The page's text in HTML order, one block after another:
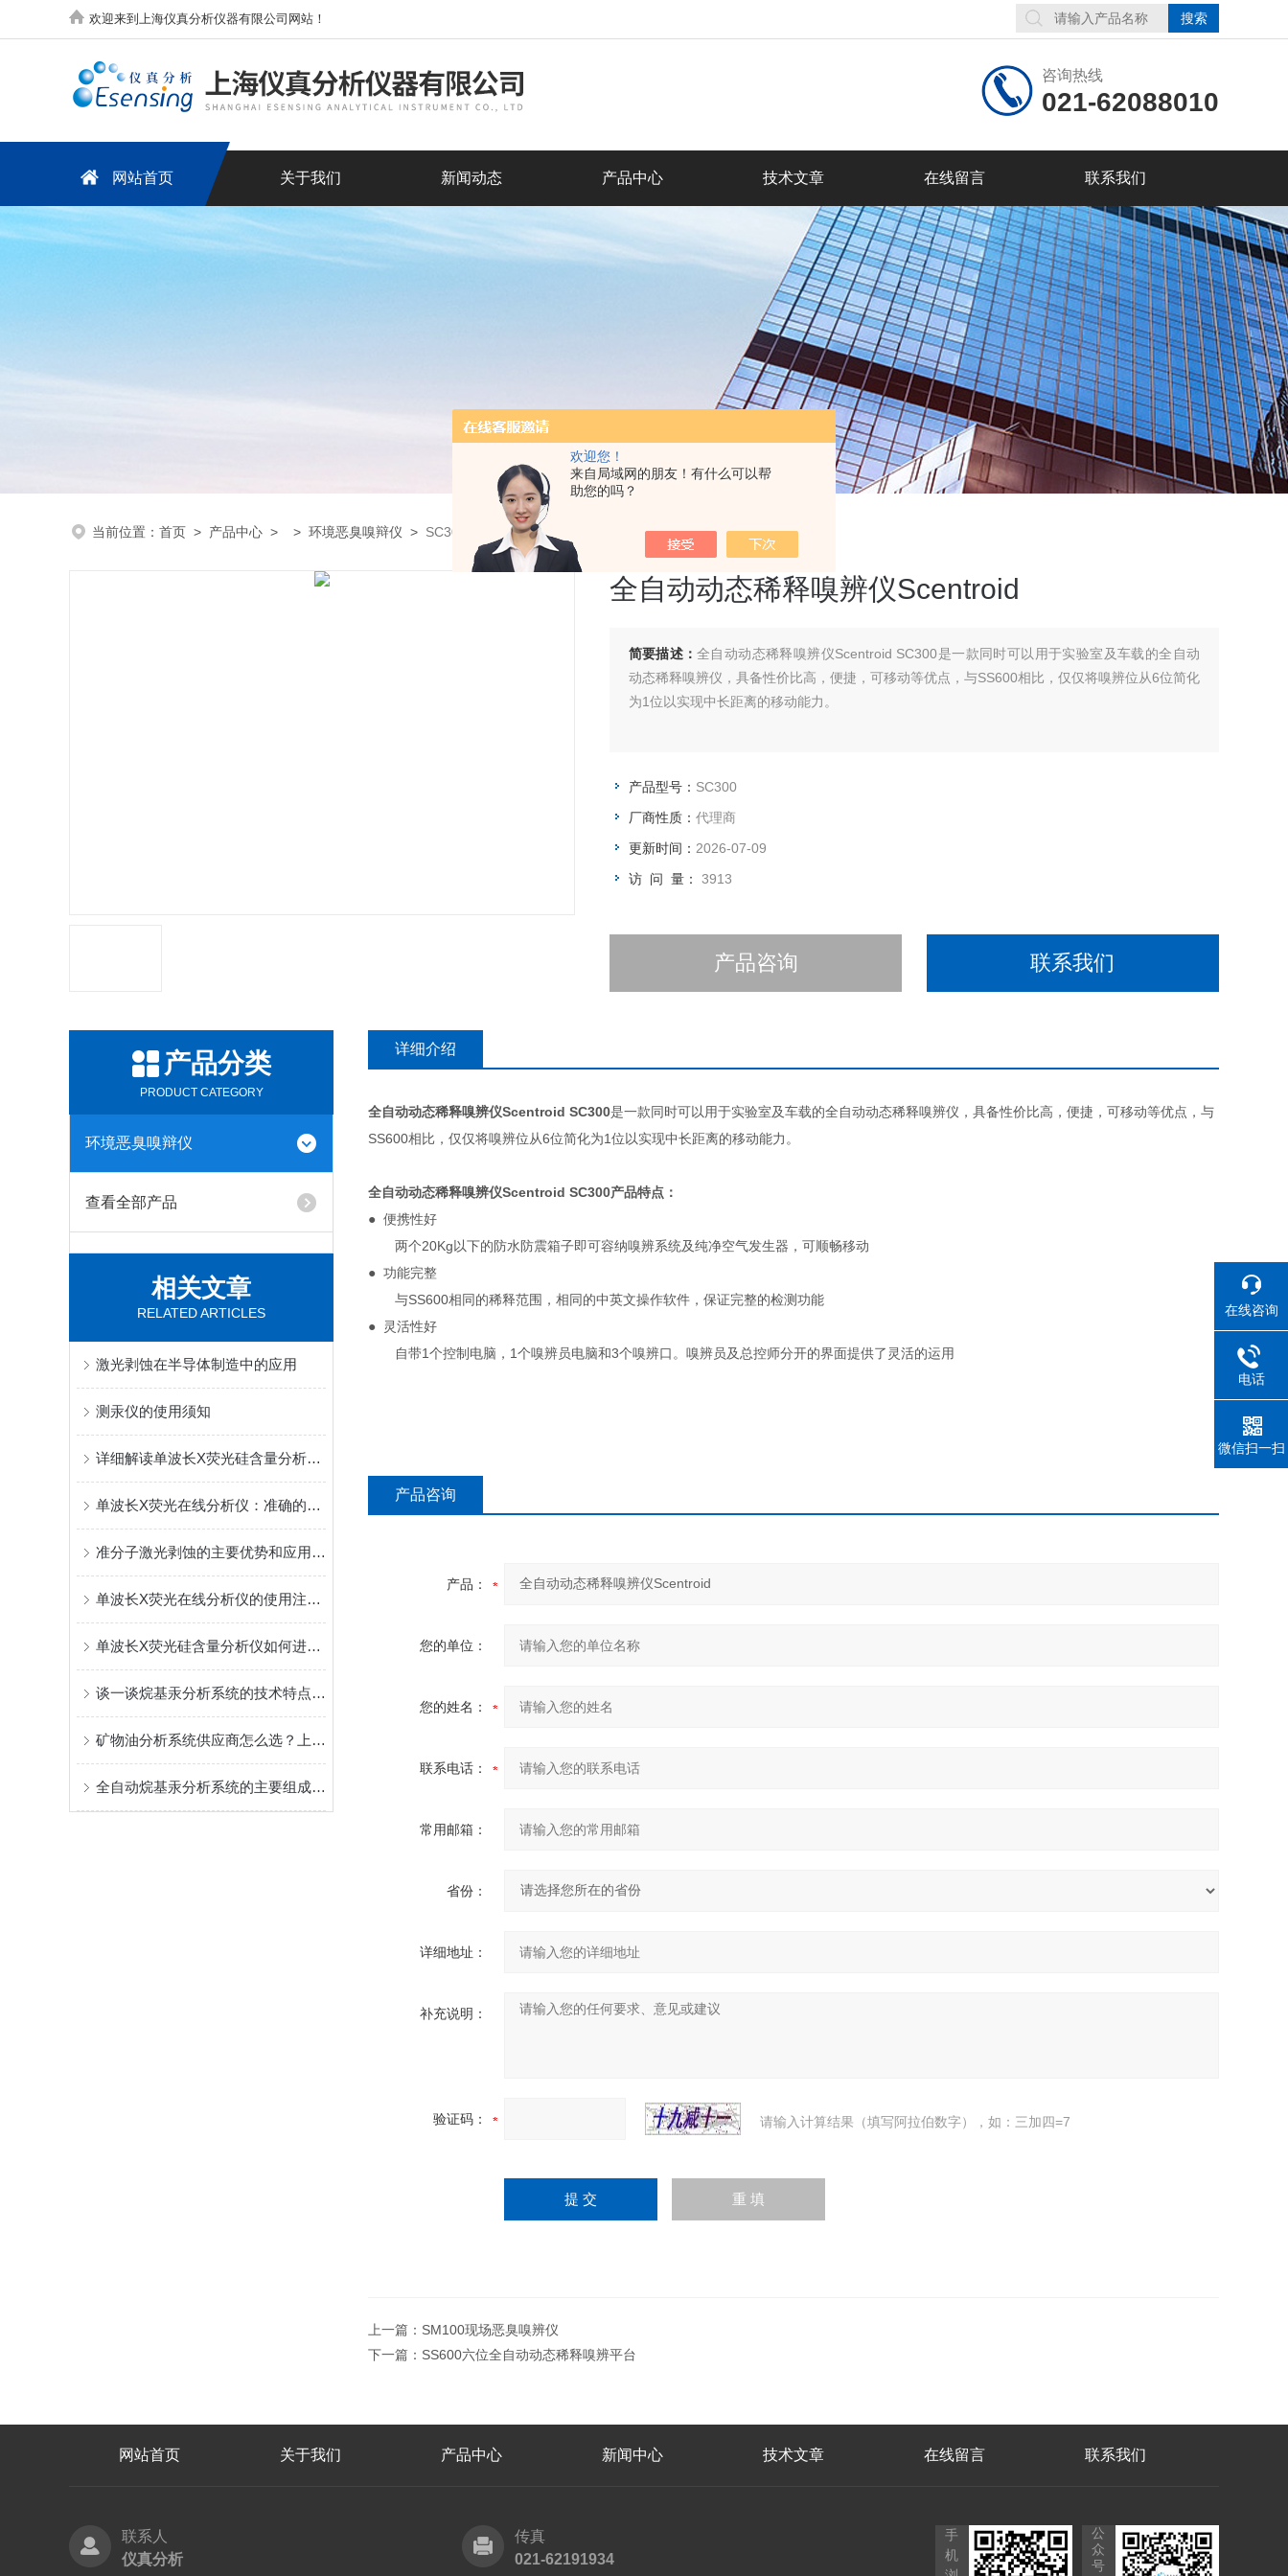
欢迎您！
来自局域网的朋友！有什么可以帮
助您的吗？
欢迎来到上海仪真分析仪器有限公司网站！
咨询热线
021-62088010
网站首页 关于我们 新闻动态 产品中心 技术文章 在线留言 联系我们
当前位置： 首页 > 产品中心 > > 环境恶臭嗅辩仪 > SC300全自动动态稀释嗅辨仪Scentroid
全自动动态稀释嗅辨仪Scentroid
简要描述： 全自动动态稀释嗅辨仪Scentroid SC300是一款同时可以用于实验室及车载的全自动
动态稀释嗅辨仪，具备性价比高，便捷，可移动等优点，与SS600相比，仅仅将嗅辨位从6位简化
为1位以实现中长距离的移动能力。
产品型号： SC300
厂商性质： 代理商
更新时间： 2026-07-09
访 问 量： 3913
产品咨询 联系我们
产品分类
PRODUCT CATEGORY
环境恶臭嗅辩仪
查看全部产品
相关文章
RELATED ARTICLES
激光剥蚀在半导体制造中的应用
测汞仪的使用须知
详细解读单波长X荧光硅含量分析仪的主要用途
单波长X荧光在线分析仪：准确的化学成分检测技术
准分子激光剥蚀的主要优势和应用途径
单波长X荧光在线分析仪的使用注意事项分析
单波长X荧光硅含量分析仪如何进行硅含量的测量？
谈一谈烷基汞分析系统的技术特点和工作原理
矿物油分析系统供应商怎么选？上海仪真分析方案及选购要点解析
全自动烷基汞分析系统的主要组成部分有哪些？
详细介绍
全自动动态稀释嗅辨仪Scentroid SC300是一款同时可以用于实验室及车载的全自动动态稀释嗅辨仪，具备性价比高，便捷，可移动等优点，与
SS600相比，仅仅将嗅辨位从6位简化为1位以实现中长距离的移动能力。
全自动动态稀释嗅辨仪Scentroid SC300产品特点：
● 便携性好
两个20Kg以下的防水防震箱子即可容纳嗅辨系统及纯净空气发生器，可顺畅移动
● 功能完整
与SS600相同的稀释范围，相同的中英文操作软件，保证完整的检测功能
● 灵活性好
自带1个控制电脑，1个嗅辨员电脑和3个嗅辨口。嗅辨员及总控师分开的界面提供了灵活的运用
产品咨询
产品：
您的单位：
您的姓名：
联系电话：
常用邮箱：
省份：
详细地址：
补充说明：
验证码： 请输入计算结果（填写阿拉伯数字），如：三加四=7
上一篇： SM100现场恶臭嗅辨仪
下一篇： SS600六位全自动动态稀释嗅辨平台
网站首页 关于我们 产品中心 新闻中心 技术文章 在线留言 联系我们
联系人
仪真分析
传真
021-62191934
手
机
公
众
号
在线咨询
电话
微信扫一扫